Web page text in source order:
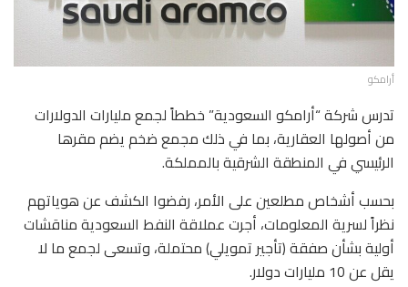
أرامكو
تدرس شركة “أرامكو السعودية” خططاً لجمع مليارات الدولارات
من أصولها العقارية، بما في ذلك مجمع ضخم يضم مقرها
الرئيسي في المنطقة الشرقية بالمملكة.
بحسب أشخاص مطلعين على الأمر، رفضوا الكشف عن هوياتهم
نظراً لسرية المعلومات، أجرت عملاقة النفط السعودية مناقشات
أولية بشأن صفقة (تأجير تمويلي) محتملة، وتسعى لجمع ما لا
يقل عن 10 مليارات دولار.